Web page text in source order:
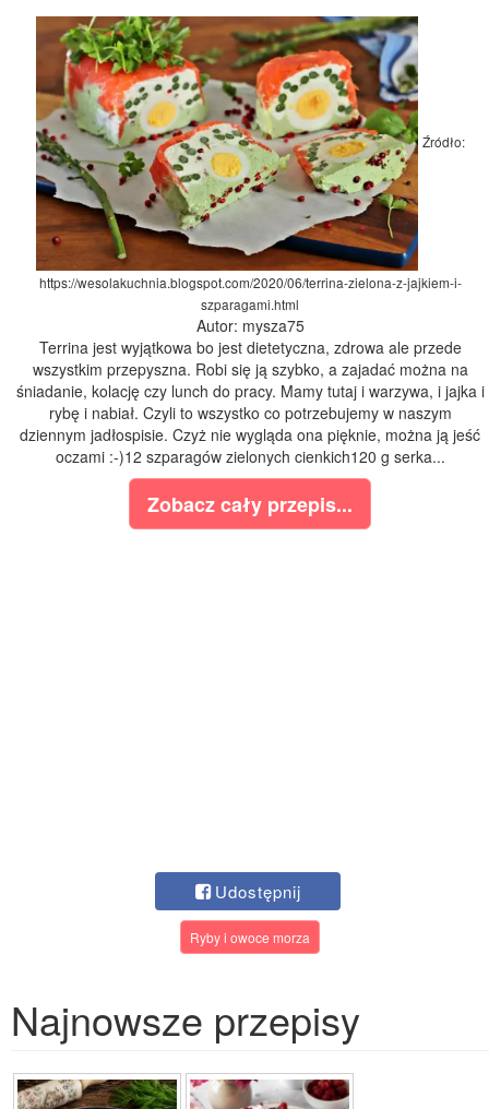
Źródło:
https://wesolakuchnia.blogspot.com/2020/06/terrina-zielona-z-jajkiem-i-
szparagami.html
Autor: mysza75
Terrina jest wyjątkowa bo jest dietetyczna, zdrowa ale przede
wszystkim przepyszna. Robi się ją szybko, a zajadać można na
śniadanie, kolację czy lunch do pracy. Mamy tutaj i warzywa, i jajka i
rybę i nabiał. Czyli to wszystko co potrzebujemy w naszym
dziennym jadłospisie. Czyż nie wygląda ona pięknie, można ją jeść
oczami :-)12 szparagów zielonych cienkich120 g serka...
Zobacz cały przepis...
Udostępnij
Ryby i owoce morza
Najnowsze przepisy